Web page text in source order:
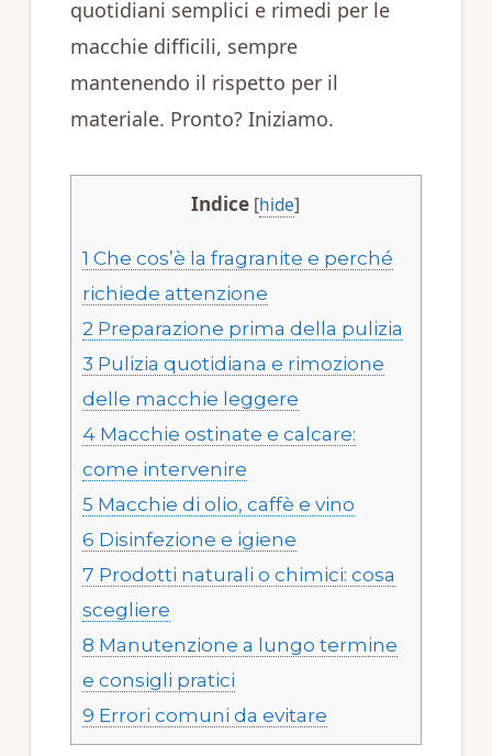
quotidiani semplici e rimedi per le
macchie difficili, sempre
mantenendo il rispetto per il
materiale. Pronto? Iniziamo.
Indice [hide]
1 Che cos’è la fragranite e perché
richiede attenzione
2 Preparazione prima della pulizia
3 Pulizia quotidiana e rimozione
delle macchie leggere
4Macchie ostinate e calcare:
come intervenire
5 Macchie di olio, caffè e vino
6 Disinfezione e igiene
7 Prodotti naturali o chimici: cosa
scegliere
8 Manutenzione a lungo termine
e consigli pratici
9 Errori comuni da evitare